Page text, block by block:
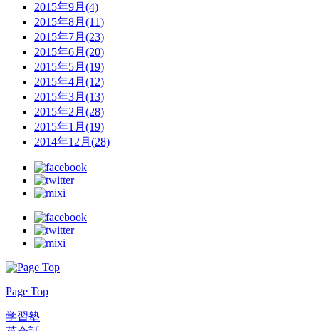
2015年9月(4)
2015年8月(11)
2015年7月(23)
2015年6月(20)
2015年5月(19)
2015年4月(12)
2015年3月(13)
2015年2月(28)
2015年1月(19)
2014年12月(28)
Page Top
学習塾